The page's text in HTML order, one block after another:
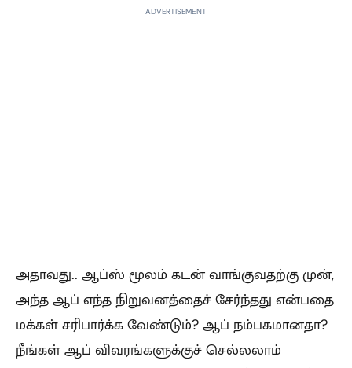
ADVERTISEMENT
அதாவது.. ஆப்ஸ் மூலம் கடன் வாங்குவதற்கு முன்,
அந்த ஆப் எந்த நிறுவனத்தைச் சேர்ந்தது என்பதை
மக்கள் சரிபார்க்க வேண்டும்? ஆப் நம்பகமானதா?
நீங்கள் ஆப் விவரங்களுக்குச் செல்லலாம்